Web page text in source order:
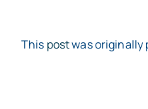
This postwas originally